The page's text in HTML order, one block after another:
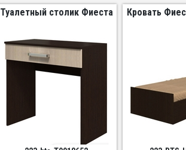
Туалетный столик Фиеста Кровать